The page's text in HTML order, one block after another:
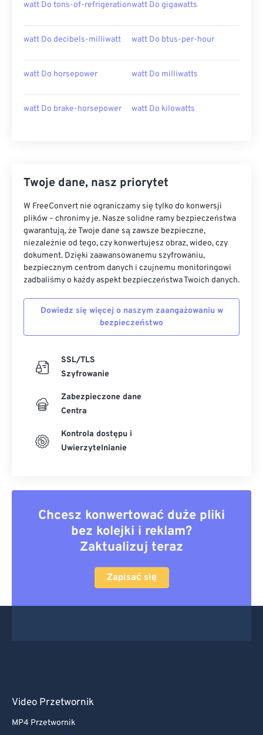
watt Do tons-of-refrigerationwatt Do gigawatts
watt Do decibels-milliwatt watt Do btus-per-hour
watt Do horsepower watt Do milliwatts
watt Do brake-horsepower watt Do kilowatts
Twoje dane, nasz priorytet
W FreeConvert nie ograniczamy się tylko do konwersji
plików – chronimy je. Nasze solidne ramy bezpieczeństwa
gwarantują, że Twoje dane są zawsze bezpieczne,
niezależnie od tego, czy konwertujesz obraz, wideo, czy
dokument. Dzięki zaawansowanemu szyfrowaniu,
bezpiecznym centrom danych i czujnemu monitoringowi
zadbaliśmy o każdy aspekt bezpieczeństwa Twoich danych.
Dowiedz się więcej o naszym zaangażowaniu w
bezpieczeństwo
SSL/TLS
Szyfrowanie
Zabezpieczone dane
Centra
Kontrola dostępu i
Uwierzytelnianie
Chcesz konwertować duże pliki
bez kolejki i reklam?
Zaktualizuj teraz
Zapisać się
Video Przetwornik
MP4 Przetwornik